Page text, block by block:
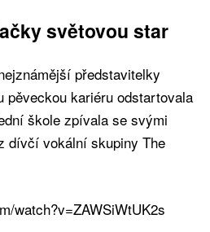
světovou star
představitelky
pěveckou kariéru odstartovala
škole zpívala se svými
dívčí vokální skupiny The
watch?v=ZAWSiWtUK2s